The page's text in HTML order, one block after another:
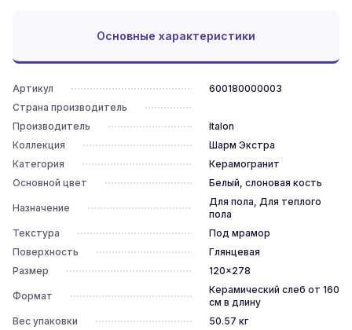
Основные характеристики
Артикул
600180000003
Страна производитель
Производитель
Italon
Коллекция
Шарм Экстра
Категория
Керамогранит
Основной цвет
Белый, слоновая кость
Назначение
Для пола, Для теплого
пола
Текстура
Под мрамор
Поверхность
Глянцевая
Размер
120x278
Формат
Керамический слеб от 160
см в длину
Вес упаковки
50.57 кг